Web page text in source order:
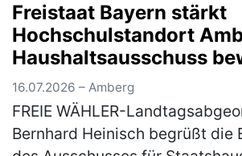
22. Jul…(mehr)
Freistaat Bayern stärkt
Hochschulstandort
Haushaltsausschuss
Nachtrag für
Sanierungsmaßnahmen
16.07.2026 – Amberg
FREIE WÄHLER-
Bernhard Heinisch begrüßt die